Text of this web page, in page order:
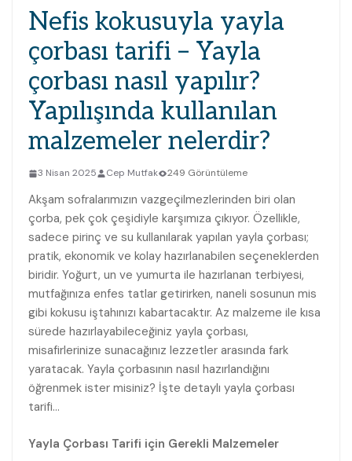
Nefis kokusuyla yayla
çorbası tarifi – Yayla
çorbası nasıl yapılır?
Yapılışında kullanılan
malzemeler nelerdir?
3 Nisan 2025 Cep Mutfak 249 Görüntüleme
Akşam sofralarımızın vazgeçilmezlerinden biri olan
çorba, pek çok çeşidiyle karşımıza çıkıyor. Özellikle,
sadece pirinç ve su kullanılarak yapılan yayla çorbası;
pratik, ekonomik ve kolay hazırlanabilen seçeneklerden
biridir. Yoğurt, un ve yumurta ile hazırlanan terbiyesi,
mutfağınıza enfes tatlar getirirken, naneli sosunun mis
gibi kokusu iştahınızı kabartacaktır. Az malzeme ile kısa
sürede hazırlayabileceğiniz yayla çorbası,
misafirlerinize sunacağınız lezzetler arasında fark
yaratacak. Yayla çorbasının nasıl hazırlandığını
öğrenmek ister misiniz? İşte detaylı yayla çorbası
tarifi…
Yayla Çorbası Tarifi için Gerekli Malzemeler